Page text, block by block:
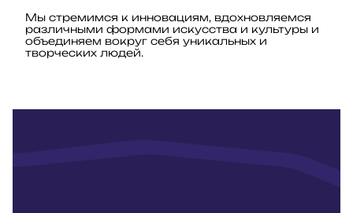
Мы стремимся к инновациям, вдохновляемся
различными формами искусства и культуры и
объединяем вокруг себя уникальных и
творческих людей.